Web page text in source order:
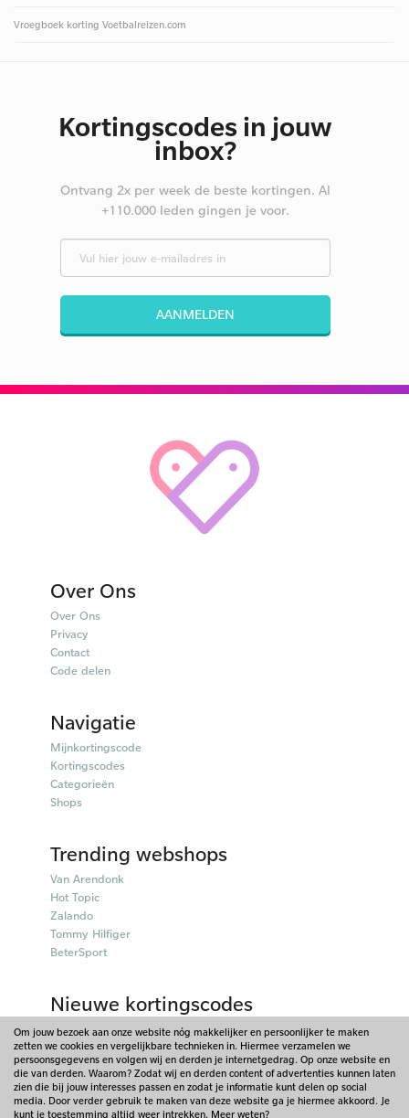
Vroegboek korting Voetbalreizen.com
Kortingscodes in jouw
inbox?
Ontvang 2x per week de beste kortingen. Al
+110.000 leden gingen je voor.
AANMELDEN
Over Ons
Over Ons
Privacy
Contact
Code delen
Navigatie
Mijnkortingscode
Kortingscodes
Categorieën
Shops
Trending webshops
Van Arendonk
Hot Topic
Zalando
Tommy Hilfiger
BeterSport
Nieuwe kortingscodes
50plusmobiel kortingscodes
Parfumado kortingscodes
Fitpen kortingscodes
Things I Like Things I Love kortingscodes
Briters kortingscodes
Om jouw bezoek aan onze website nóg makkelijker en persoonlijker te maken
zetten we cookies en vergelijkbare technieken in. Hiermee verzamelen we
persoonsgegevens en volgen wij en derden je internetgedrag. Op onze website en
die van derden. Waarom? Zodat wij en derden content of advertenties kunnen laten
zien die bij jouw interesses passen en zodat je informatie kunt delen op social
media. Door verder gebruik te maken van deze website ga je hiermee akkoord. Je
kunt je toestemming altijd weer intrekken. Meer weten?